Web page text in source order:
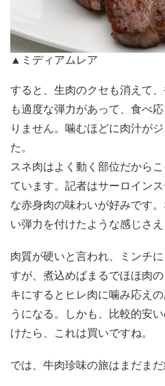
▲ミディアムレア
すると、生肉のクセも消えて
も適度な弾力があって、食べ
りません。噛むほどに肉汁が
た。
スネ肉はよく動く部位だから
ています。記者はサーロイン
な赤身肉の味わいが好みです
い弾力を付けたような感じさえ
肉質が硬いと言われ、ミンチ
すが、煮込めばまるでほほ肉
キにするとヒレ肉に噛み応え
うになる。しかも、比較的安
けたら、これは買いですね。
では、牛肉珍味の旅はまだまだ